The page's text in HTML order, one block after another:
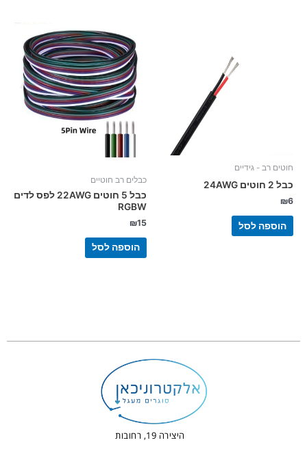
חוטים רב - גידיים
כבל 2 חוטים 24AWG
₪6
הוספה לסל
כבלים רב חוטיים
כבל 5 חוטים 22AWG לפס לדים
RGBW
₪15
הוספה לסל
היצירה 19, רחובות